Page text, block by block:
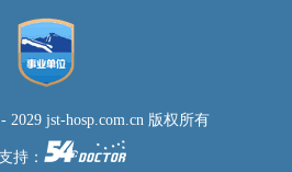
2029 jst-hosp.com.cn 版权所有
持：